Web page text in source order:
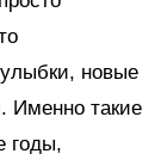
улыбки, новые
Именно такие
годы,